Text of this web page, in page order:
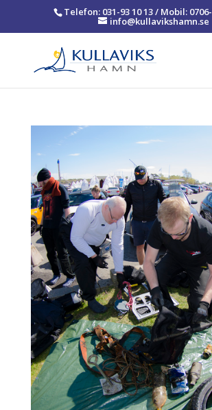
Telefon: 031-93 10 13 / Mobil:
info@kullavikshamn.se